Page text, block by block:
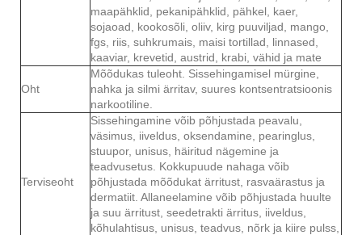
maapähklid, pekanipähklid, pähkel, kaer,
sojaoad, kookosõli, oliiv, kirg puuviljad, mango,
fgs, riis, suhkrumais, maisi tortillad, linnased,
kaaviar, krevetid, austrid, krabi, vähid ja mate
Oht
Mõõdukas tuleoht. Sissehingamisel mürgine,
nahka ja silmi ärritav, suures kontsentratsioonis
narkootiline.
Terviseoht
Sissehingamine võib põhjustada peavalu,
väsimus, iiveldus, oksendamine, pearinglus,
stuupor, unisus, häiritud nägemine ja
teadvusetus. Kokkupuude nahaga võib
põhjustada mõõdukat ärritust, rasvaärastus ja
dermatiit. Allaneelamine võib põhjustada huulte
ja suu ärritust, seedetrakti ärritus, iiveldus,
kõhulahtisus, unisus, teadvus, nõrk ja kiire pulss,